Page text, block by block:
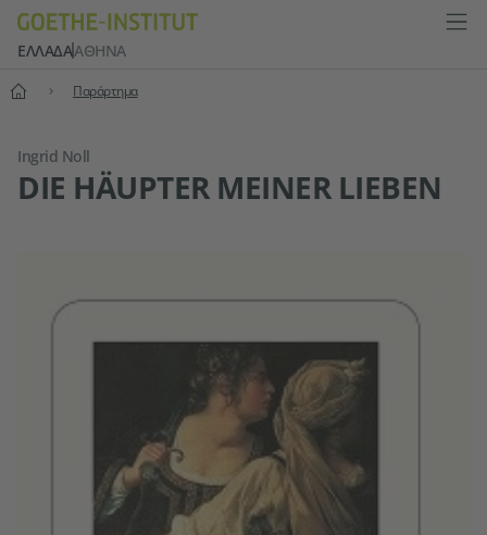
ΕΛΛΆΔΑΑΘΉΝΑ
Αρχική
Παράρτημα
Ingrid Noll
DIE HÄUPTER MEINER LIEBEN